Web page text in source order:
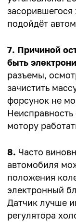
подойдёт
7. Причиной
быть
разъемы,
зачистить
форсунок не
мотору
8. Часто
автомобиля
положения
электронный
Датчик лучше
регулятора